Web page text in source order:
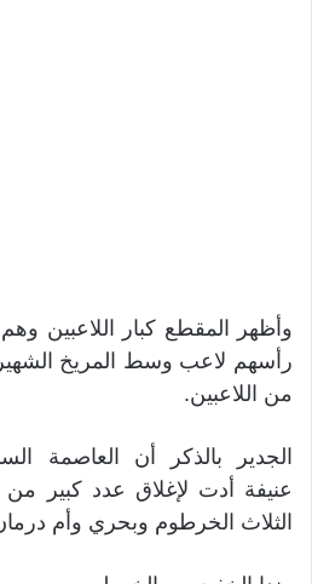
وأظهر المقطع كبار اللاعبين
رأسهم لاعب وسط المريخ
من اللاعبين.
الجدير بالذكر أن العاصمة
عنيفة أدت لإغلاق عدد كبير
الثلاث الخرطوم وبحري وأم